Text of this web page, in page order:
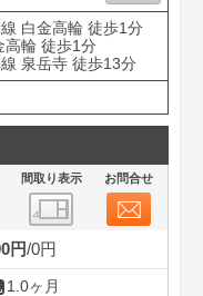
白金高輪 徒歩1分
高輪 徒歩1分
泉岳寺 徒歩13分
間取り表示 お問合せ
円 0円
1.0ヶ月